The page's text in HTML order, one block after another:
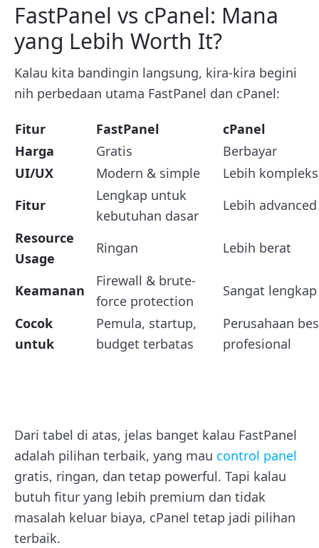
FastPanel vs cPanel: Mana
yang Lebih Worth It?
Kalau kita bandingin langsung, kira-kira begini
nih perbedaan utama FastPanel dan cPanel:
Fitur FastPanel
cPanel
Harga
Gratis
Berbayar
UI/UX
Modern & simple
Lebih kompleks
Fitur
Lengkap untuk
kebutuhan dasar
Lebih advanced
Resource
Usage
Ringan Lebih berat
Keamanan
Firewall & brute-
force protection
Sangat lengkap
Cocok
untuk
Pemula, startup,
budget terbatas
Perusahaan
profesional
Dari tabel di atas, jelas banget kalau FastPanel
adalah pilihan terbaik, yang mau control panel
gratis, ringan, dan tetap powerful. Tapi kalau
butuh fitur yang lebih premium dan tidak
masalah keluar biaya, cPanel tetap jadi pilihan
terbaik.